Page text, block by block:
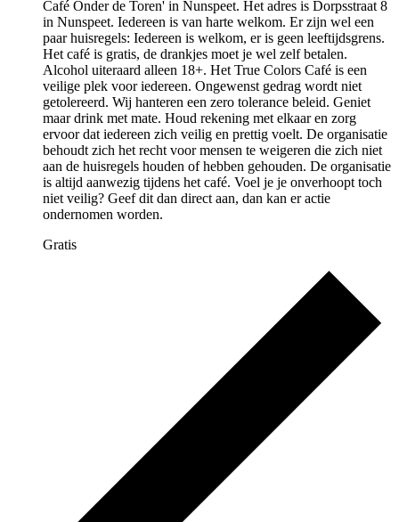
Café Onder de Toren' in Nunspeet. Het adres is Dorpsstraat 8
in Nunspeet. Iedereen is van harte welkom. Er zijn wel een
paar huisregels: Iedereen is welkom, er is geen leeftijdsgrens.
Het café is gratis, de drankjes moet je wel zelf betalen.
Alcohol uiteraard alleen 18+. Het True Colors Café is een
veilige plek voor iedereen. Ongewenst gedrag wordt niet
getolereerd. Wij hanteren een zero tolerance beleid. Geniet
maar drink met mate. Houd rekening met elkaar en zorg
ervoor dat iedereen zich veilig en prettig voelt. De organisatie
behoudt zich het recht voor mensen te weigeren die zich niet
aan de huisregels houden of hebben gehouden. De organisatie
is altijd aanwezig tijdens het café. Voel je je onverhoopt toch
niet veilig? Geef dit dan direct aan, dan kan er actie
ondernomen worden.
Gratis